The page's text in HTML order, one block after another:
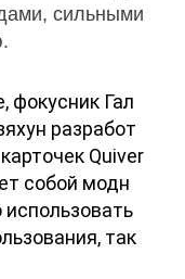
сильными
фокусник Гал
разработ
Quiver
собой модн
так